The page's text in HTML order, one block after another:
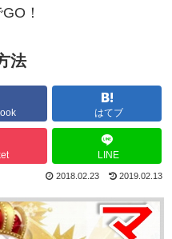
！
法
はてブ
LINE
2018.02.23 2019.02.13